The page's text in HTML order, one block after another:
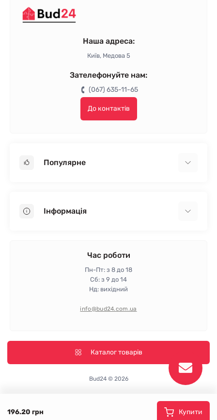
196.20 грн Купити
Наша адреса:
Київ, Медова 5
Зателефонуйте нам:
(067) 635-11-65
До контактів
Популярне
Пінопласт
Інформація
Гарантія та повернення
Політика конфіденційності
Час роботи
Пн-Пт: з 8 до 18
Сб: з 9 до 14
Нд: вихідний
info@bud24.com.ua
Каталог товарів
Bud24 © 2026